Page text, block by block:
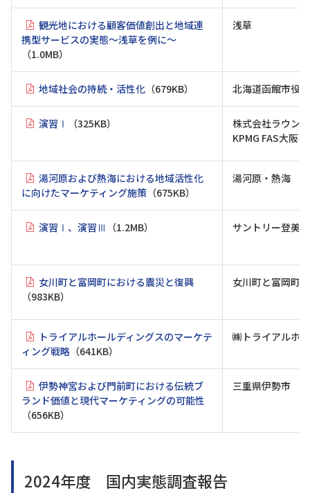
観光地における顧客価値創出と地域連
携型サービスの実態～浅草を例に～
（1.0MB）
浅草
地域社会の持続・活性化 （679KB） 北海道函館市役
演習Ⅰ （325KB）
株式会社ラウン
KPMG FAS大阪
湯河原および熱海における地域活性化
に向けたマーケティング施策 （675KB）
湯河原・熱海
演習Ⅰ、演習Ⅲ （1.2MB） サントリー登美
女川町と富岡町における震災と復興
（983KB）
女川町と富岡町
トライアルホールディングスのマーケテ
ィング戦略 （641KB）
㈱トライアルホ
伊勢神宮および門前町における伝統ブ
ランド価値と現代マーケティングの可能性
（656KB）
三重県伊勢市
2024年度 国内実態調査報告